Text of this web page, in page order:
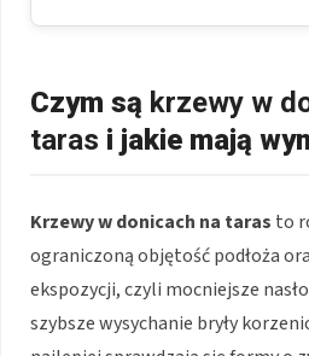
Czym są krzewy w
taras i jakie mają
Krzewy w donicach na taras to
ograniczoną objętość podłoża
ekspozycji, czyli mocniejsze
szybsze wysychanie bryły